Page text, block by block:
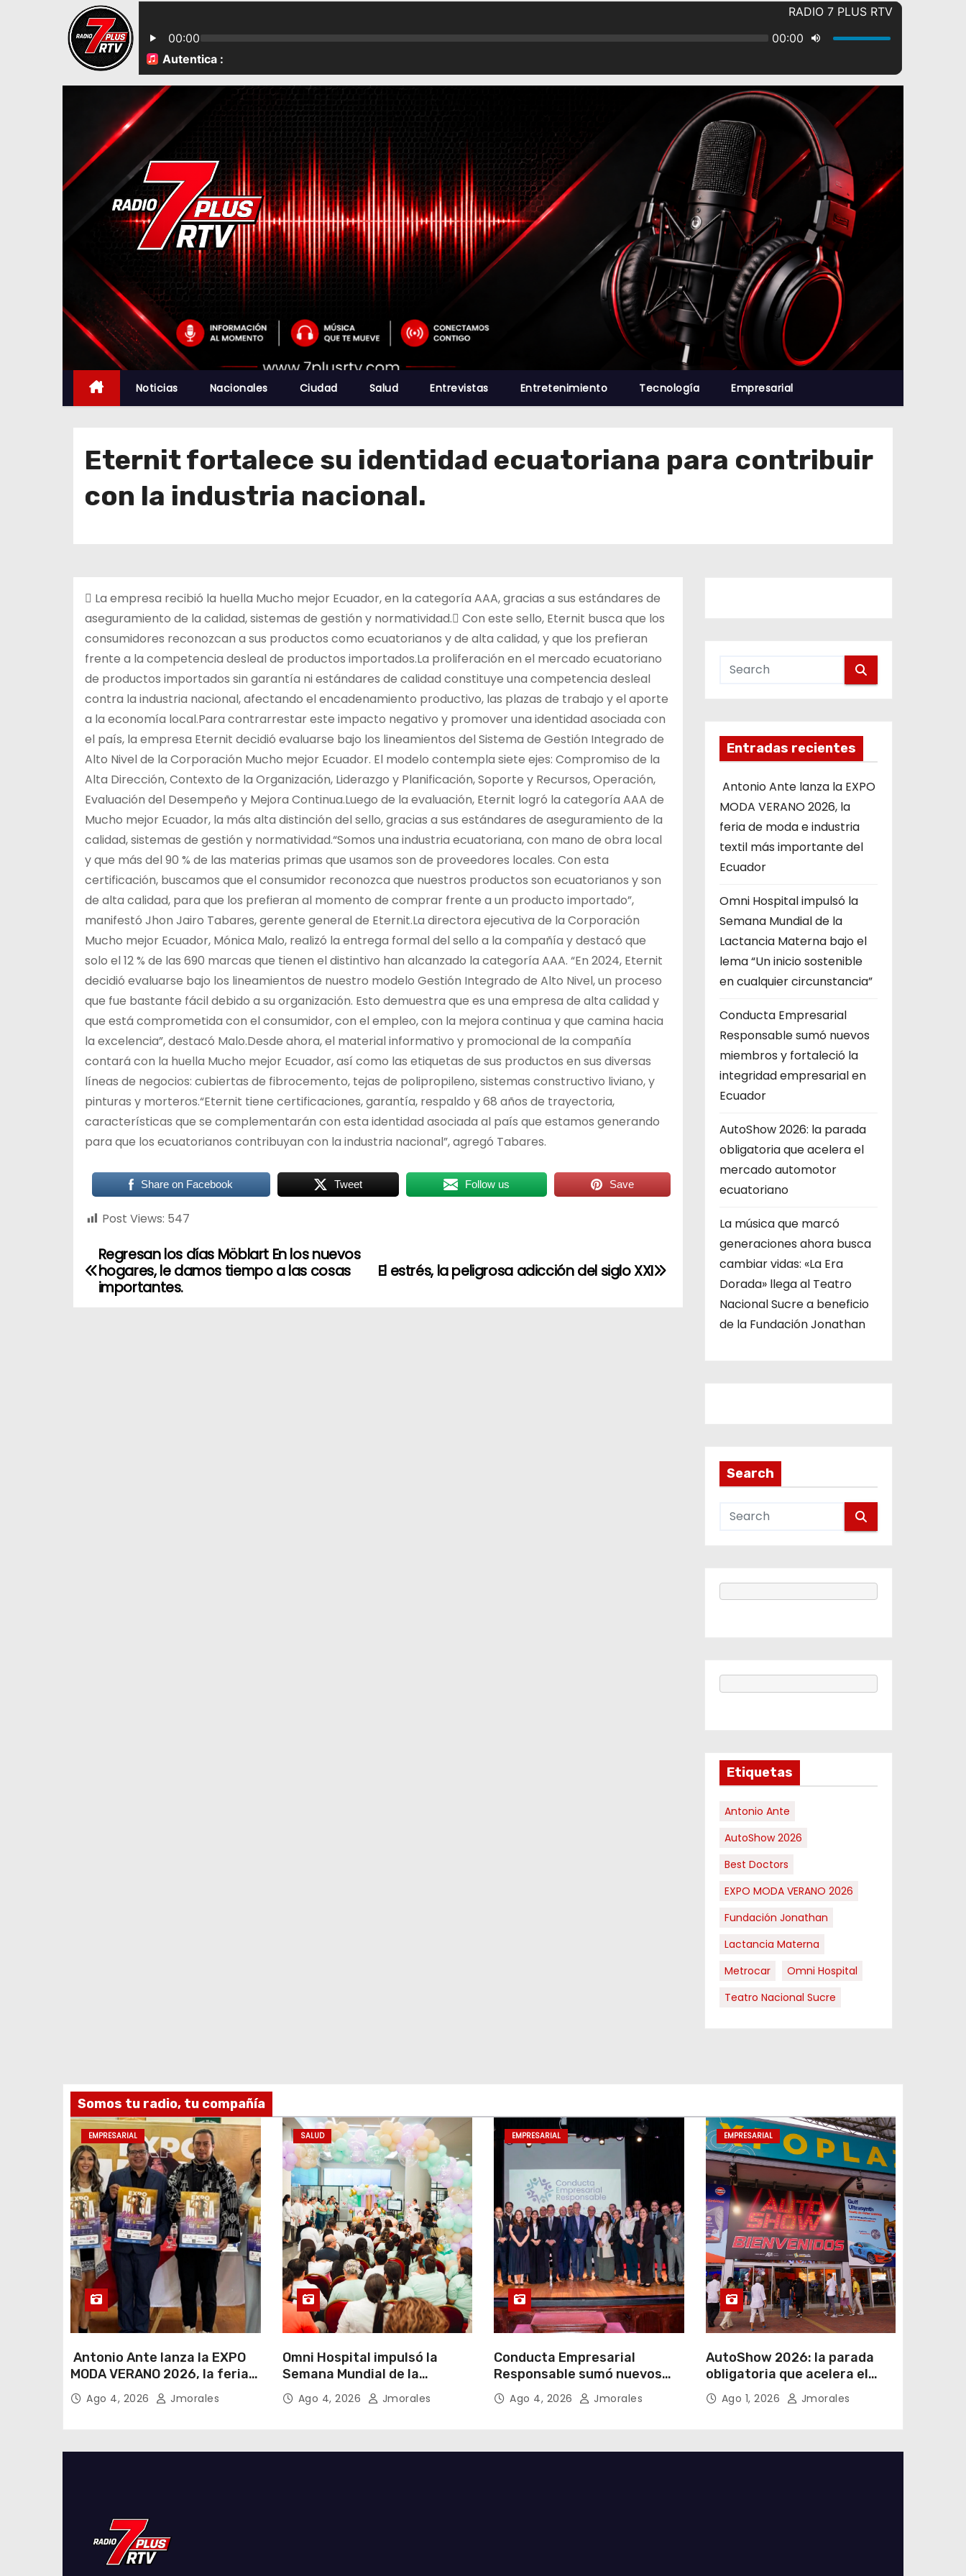
Noticias Nacionales Ciudad Salud Entrevistas Entretenimiento Tecnología Empresarial
Eternit fortalece su identidad ecuatoriana para contribuir
con la industria nacional.
 La empresa recibió la huella Mucho mejor Ecuador, en la categoría AAA, gracias a sus estándares de
aseguramiento de la calidad, sistemas de gestión y normatividad. Con este sello, Eternit busca que los
consumidores reconozcan a sus productos como ecuatorianos y de alta calidad, y que los prefieran
frente a la competencia desleal de productos importados.La proliferación en el mercado ecuatoriano
de productos importados sin garantía ni estándares de calidad constituye una competencia desleal
contra la industria nacional, afectando el encadenamiento productivo, las plazas de trabajo y el aporte
a la economía local.Para contrarrestar este impacto negativo y promover una identidad asociada con
el país, la empresa Eternit decidió evaluarse bajo los lineamientos del Sistema de Gestión Integrado de
Alto Nivel de la Corporación Mucho mejor Ecuador. El modelo contempla siete ejes: Compromiso de la
Alta Dirección, Contexto de la Organización, Liderazgo y Planificación, Soporte y Recursos, Operación,
Evaluación del Desempeño y Mejora Continua.Luego de la evaluación, Eternit logró la categoría AAA de
Mucho mejor Ecuador, la más alta distinción del sello, gracias a sus estándares de aseguramiento de la
calidad, sistemas de gestión y normatividad.“Somos una industria ecuatoriana, con mano de obra local
y que más del 90 % de las materias primas que usamos son de proveedores locales. Con esta
certificación, buscamos que el consumidor reconozca que nuestros productos son ecuatorianos y son
de alta calidad, para que los prefieran al momento de comprar frente a un producto importado”,
manifestó Jhon Jairo Tabares, gerente general de Eternit.La directora ejecutiva de la Corporación
Mucho mejor Ecuador, Mónica Malo, realizó la entrega formal del sello a la compañía y destacó que
solo el 12 % de las 690 marcas que tienen el distintivo han alcanzado la categoría AAA. “En 2024, Eternit
decidió evaluarse bajo los lineamientos de nuestro modelo Gestión Integrado de Alto Nivel, un proceso
que fue bastante fácil debido a su organización. Esto demuestra que es una empresa de alta calidad y
que está comprometida con el consumidor, con el empleo, con la mejora continua y que camina hacia
la excelencia”, destacó Malo.Desde ahora, el material informativo y promocional de la compañía
contará con la huella Mucho mejor Ecuador, así como las etiquetas de sus productos en sus diversas
líneas de negocios: cubiertas de fibrocemento, tejas de polipropileno, sistemas constructivo liviano, y
pinturas y morteros.“Eternit tiene certificaciones, garantía, respaldo y 68 años de trayectoria,
características que se complementarán con esta identidad asociada al país que estamos generando
para que los ecuatorianos contribuyan con la industria nacional”, agregó Tabares.
Share on Facebook Tweet Follow us Save
Post Views: 547
El estrés, la peligrosa adicción del siglo XXI
Regresan los días Möblart En los nuevos
hogares, le damos tiempo a las cosas
importantes.
Entradas recientes
Antonio Ante lanza la EXPO
MODA VERANO 2026, la
feria de moda e industria
textil más importante del
Ecuador
Omni Hospital impulsó la
Semana Mundial de la
Lactancia Materna bajo el
lema “Un inicio sostenible
en cualquier circunstancia”
Conducta Empresarial
Responsable sumó nuevos
miembros y fortaleció la
integridad empresarial en
Ecuador
AutoShow 2026: la parada
obligatoria que acelera el
mercado automotor
ecuatoriano
La música que marcó
generaciones ahora busca
cambiar vidas: «La Era
Dorada» llega al Teatro
Nacional Sucre a beneficio
de la Fundación Jonathan
Search
Etiquetas
Antonio Ante
AutoShow 2026
Best Doctors
EXPO MODA VERANO 2026
Fundación Jonathan
Lactancia Materna
Metrocar
Omni Hospital
Teatro Nacional Sucre
Somos tu radio, tu compañía
EMPRESARIAL
Antonio Ante lanza la EXPO
MODA VERANO 2026, la feria
de moda e industria textil
más importante del Ecuador
Ago 4, 2026 Jmorales
SALUD
Omni Hospital impulsó la
Semana Mundial de la
Lactancia Materna bajo el
lema “Un inicio sostenible en
Ago 4, 2026 Jmorales
EMPRESARIAL
Conducta Empresarial
Responsable sumó nuevos
miembros y fortaleció la
integridad empresarial en
Ago 4, 2026 Jmorales
EMPRESARIAL
AutoShow 2026: la parada
obligatoria que acelera el
mercado automotor
ecuatoriano
Ago 1, 2026 Jmorales